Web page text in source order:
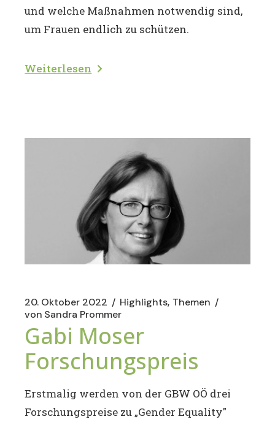
und welche Maßnahmen notwendig sind,
um Frauen endlich zu schützen.
Weiterlesen
20. Oktober 2022 Highlights Themen
von Sandra Prommer
Gabi Moser
Forschungspreis
Erstmalig werden von der GBW OÖ drei
Forschungspreise zu „Gender Equality"